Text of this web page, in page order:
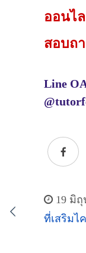
ออนไ
สอบถ
Line
19 มิถุ
ที่เสริมไ